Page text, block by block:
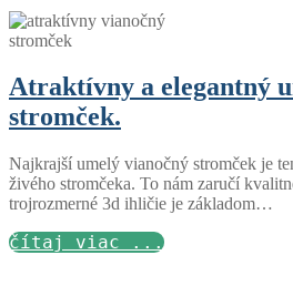
Atraktívny a elegantný
stromček.
Najkrajší umelý vianočný stromček je
živého stromčeka. To nám zaručí
trojrozmerné 3d ihličie je základom…
čítaj viac ...